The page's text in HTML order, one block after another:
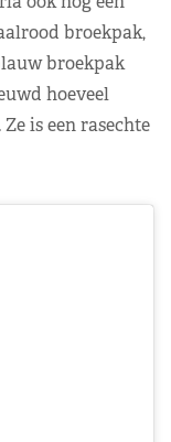
broekpak,
broekpak
hoeveel
is een rasechte